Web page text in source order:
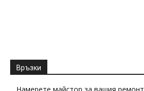
Връзки